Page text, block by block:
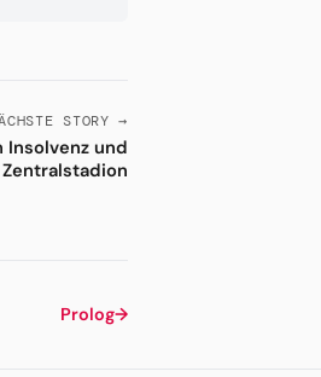
STORY →
Insolvenz und
Zentralstadion
Prolog→